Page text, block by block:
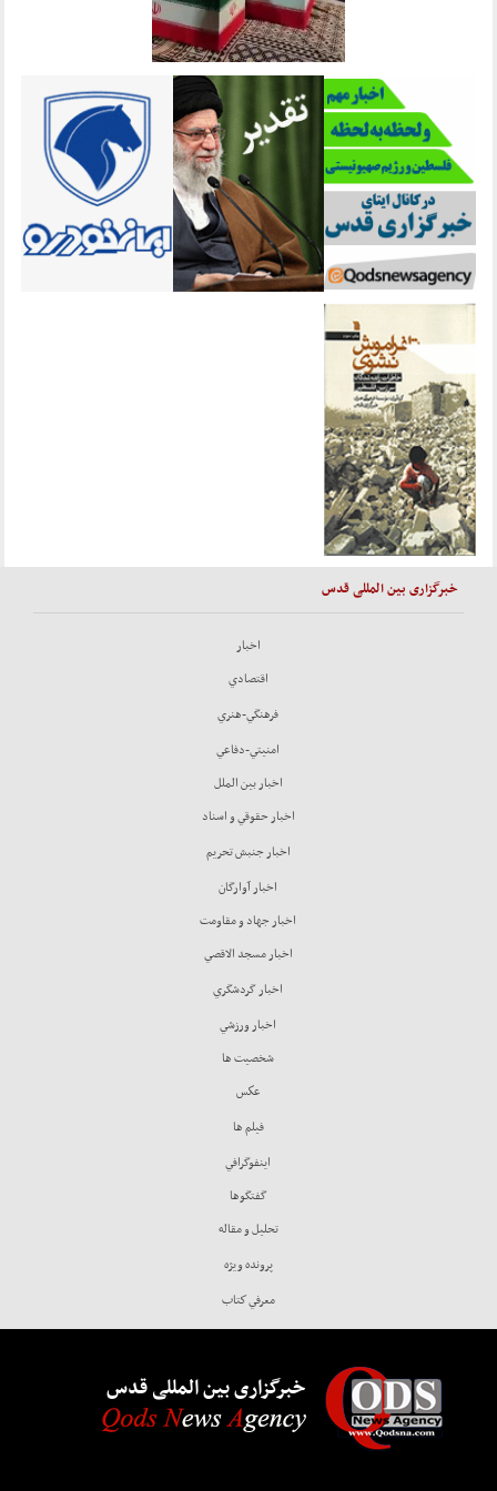
خبرگزاری بین المللی قدس
اخبار
اقتصادي
فرهنگي-هنري
امنيتي-دفاعي
اخبار بين الملل
اخبار حقوقي و اسناد
اخبار جنبش تحريم
اخبار آوارگان
اخبار جهاد و مقاومت
اخبار مسجد الاقصي
اخبار گردشگري
اخبار ورزشي
شخصيت ها
عكس
فيلم ها
اينفوگرافي
گفتگوها
تحليل و مقاله
پرونده ويژه
معرفي كتاب
خبرگزاری بین المللی قدس